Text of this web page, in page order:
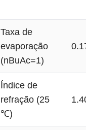
Taxa de
evaporação
(nBuAc=1)
Índice de
refração (25
℃)